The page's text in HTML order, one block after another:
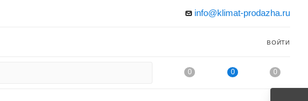
info@klimat-prodazha.ru
ВОЙТИ
0 0 0